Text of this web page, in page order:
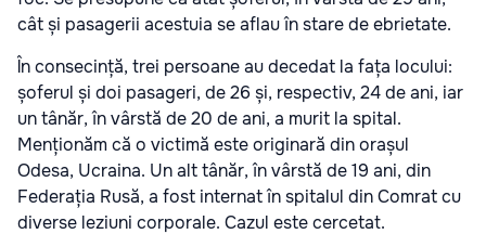
cât și pasagerii acestuia se aflau în stare de ebrietate.
În consecință, trei persoane au decedat la fața locului:
șoferul și doi pasageri, de 26 și, respectiv, 24 de ani, iar
un tânăr, în vârstă de 20 de ani, a murit la spital.
Menționăm că o victimă este originară din orașul
Odesa, Ucraina. Un alt tânăr, în vârstă de 19 ani, din
Federația Rusă, a fost internat în spitalul din Comrat cu
diverse leziuni corporale. Cazul este cercetat.